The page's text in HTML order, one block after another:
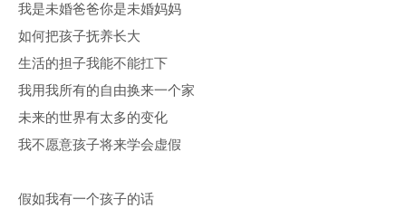
我是未婚爸爸你是未婚妈妈
如何把孩子抚养长大
生活的担子我能不能扛下
我用我所有的自由换来一个家
未来的世界有太多的变化
我不愿意孩子将来学会虚假
假如我有一个孩子的话